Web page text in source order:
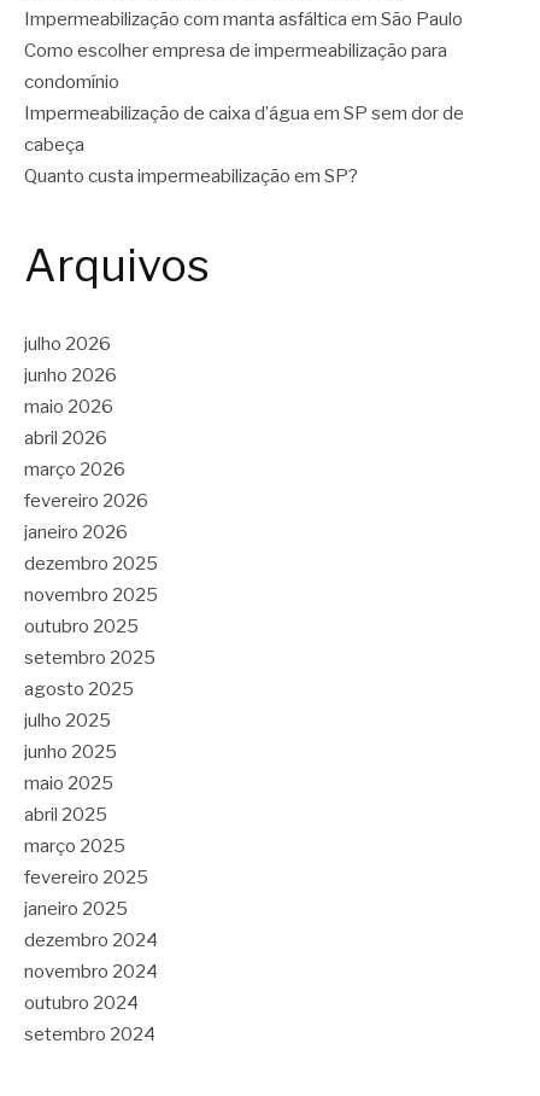
Impermeabilização com manta asfáltica em São Paulo
Como escolher empresa de impermeabilização para
condomínio
Impermeabilização de caixa d’água em SP sem dor de
cabeça
Quanto custa impermeabilização em SP?
Arquivos
julho 2026
junho 2026
maio 2026
abril 2026
março 2026
fevereiro 2026
janeiro 2026
dezembro 2025
novembro 2025
outubro 2025
setembro 2025
agosto 2025
julho 2025
junho 2025
maio 2025
abril 2025
março 2025
fevereiro 2025
janeiro 2025
dezembro 2024
novembro 2024
outubro 2024
setembro 2024